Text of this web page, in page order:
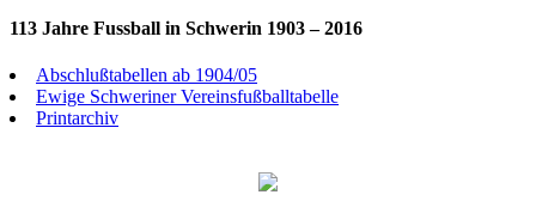
113 Jahre Fussball in Schwerin 1903 – 2016
Abschlußtabellen ab 1904/05
Ewige Schweriner Vereinsfußballtabelle
Printarchiv